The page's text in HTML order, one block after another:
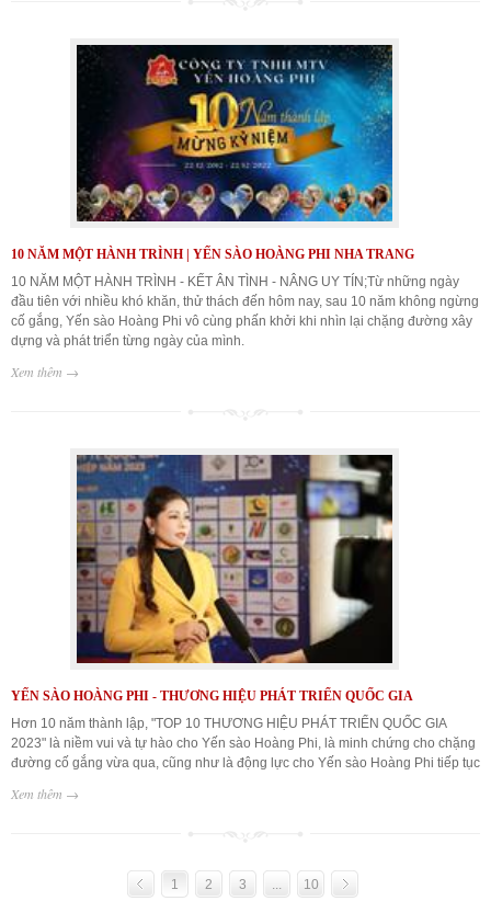
10 NĂM MỘT HÀNH TRÌNH | YẾN SÀO HOÀNG PHI NHA TRANG
10 NĂM MỘT HÀNH TRÌNH - KẾT ÂN TÌNH - NÂNG UY TÍN;Từ những ngày
đầu tiên với nhiều khó khăn, thử thách đến hôm nay, sau 10 năm không ngừng
cố gắng, Yến sào Hoàng Phi vô cùng phấn khởi khi nhìn lại chặng đường xây
dựng và phát triển từng ngày của mình.
Xem thêm →
YẾN SÀO HOÀNG PHI - THƯƠNG HIỆU PHÁT TRIỂN QUỐC GIA
Hơn 10 năm thành lập, "TOP 10 THƯƠNG HIỆU PHÁT TRIỂN QUỐC GIA
2023" là niềm vui và tự hào cho Yến sào Hoàng Phi, là minh chứng cho chặng
đường cố gắng vừa qua, cũng như là động lực cho Yến sào Hoàng Phi tiếp tục
Xem thêm →
1 2 3 ... 10